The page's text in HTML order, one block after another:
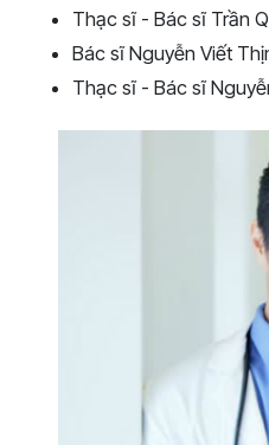
Thạc sĩ - Bác sĩ Trần
Bác sĩ Nguyễn Viết
Thạc sĩ - Bác sĩ